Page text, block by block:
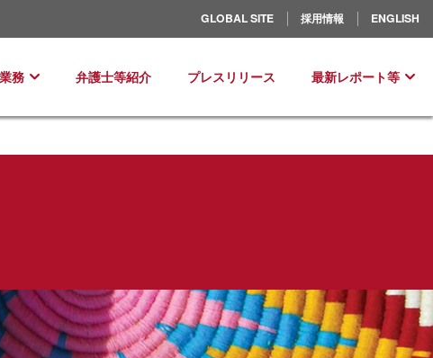
GLOBAL SITE 採用情報 ENGLISH
務
ヨーロッパ
弁護士等紹介 プレスリリース 最新レポート等